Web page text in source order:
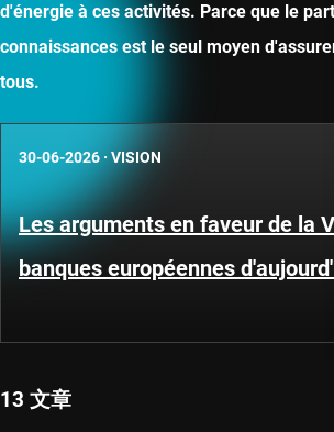
d'énergie à ces activités. Parce que le
connaissances est le seul moyen
tous.
30-06-2026 · VISION
Les arguments en faveur de la
banques européennes
13 文章